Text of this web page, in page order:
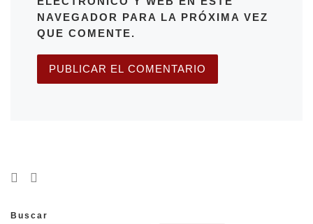
NAVEGADOR PARA LA PRÓXIMA VEZ
QUE COMENTE.
Buscar